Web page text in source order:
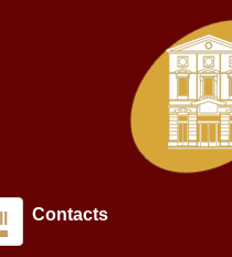
Contacts